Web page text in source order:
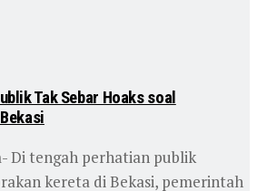
Tak Sebar Hoaks soal
Di tengah perhatian publik
kereta di Bekasi, pemerintah